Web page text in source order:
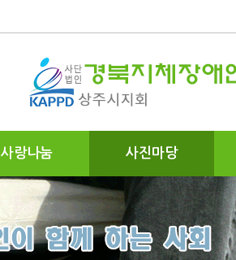
사랑나눔 사진마당